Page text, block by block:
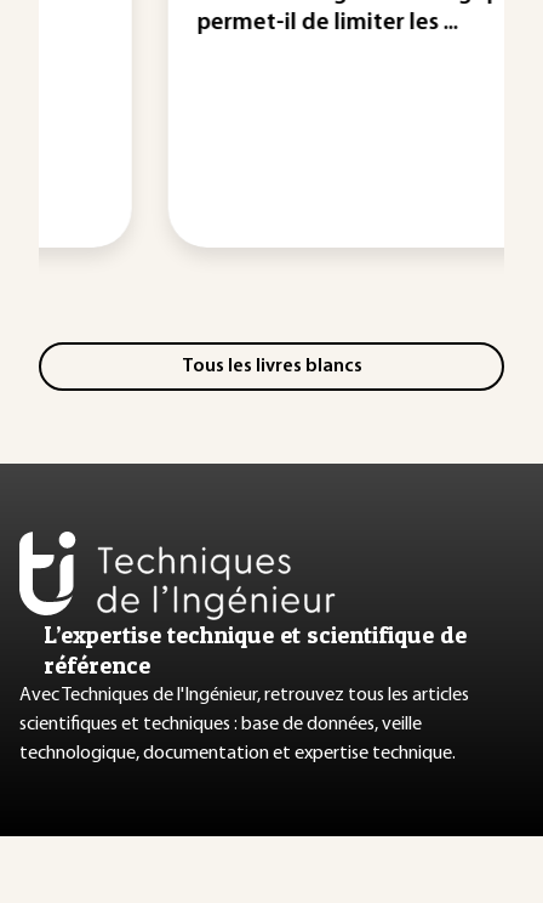
permet-il de limiter les ...
Tous les livres blancs
L’expertise technique et scientifique de
référence
Avec Techniques de l'Ingénieur, retrouvez tous les articles
scientifiques et techniques : base de données, veille
technologique, documentation et expertise technique.